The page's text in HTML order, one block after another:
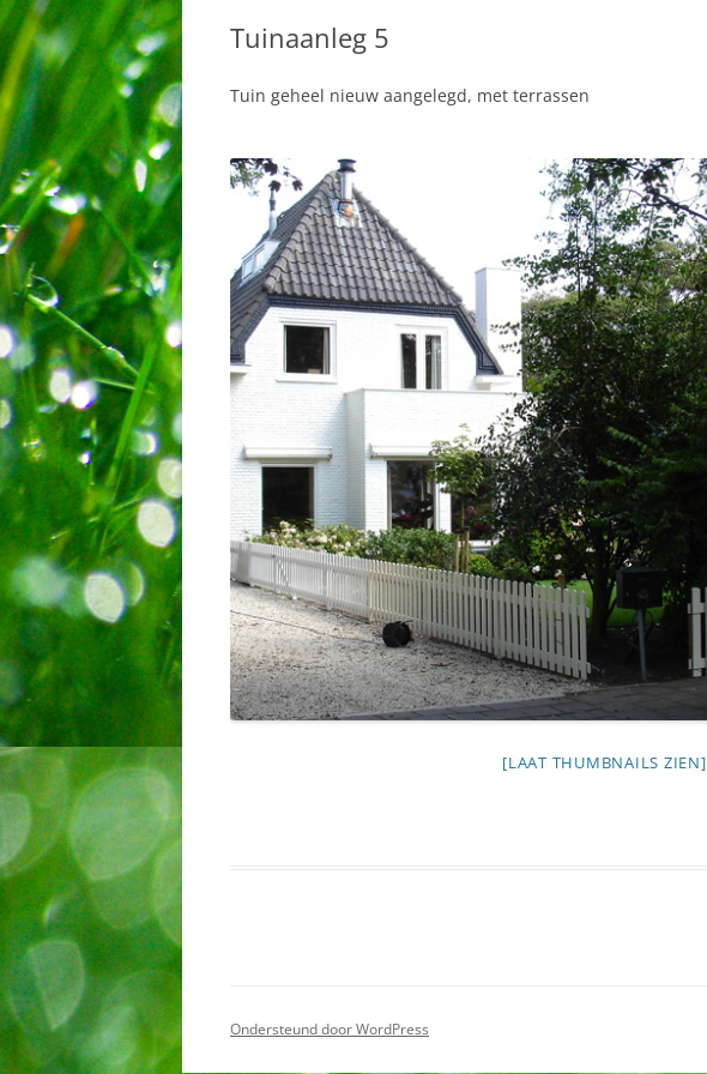
Tuinaanleg 5
Tuin geheel nieuw aangelegd, met terrassen
[LAAT THUMBNAILS ZIEN]
Ondersteund door WordPress